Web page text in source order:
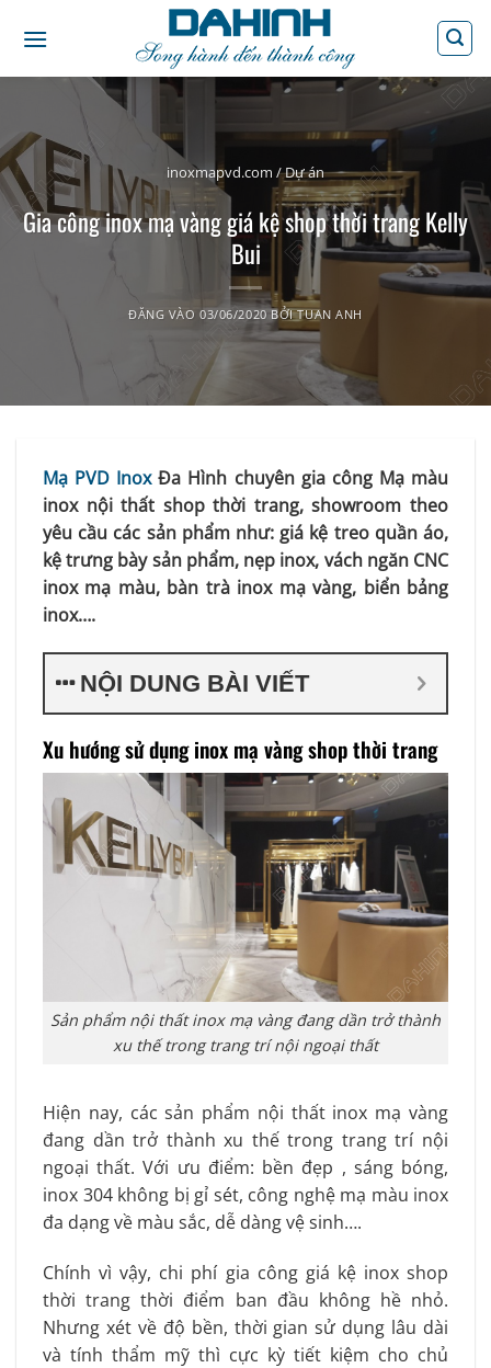
qua
inoxmapvd.com /Dự án
Gia công inox mạ vàng giá kệ shop thời trang Kelly
Bui
ĐĂNG VÀO03/06/2020 BỞITUAN ANH
Mạ PVD InoxĐa Hình chuyên gia công Mạ màu
inox nội thất shop thời trang, showroom theo
yêu cầu các sản phẩm như: giá kệ treo quần áo,
kệ trưng bày sản phẩm, nẹp inox, vách ngăn CNC
inox mạ màu, bàn trà inox mạ vàng, biển bảng
inox….
NỘI DUNG BÀI VIẾT
Xu hướng sử dụng inox mạ vàng shop thời trang
Sản phẩm nội thất inox mạ vàng đang dần trở thành
xu thế trong trang trí nội ngoại thất
Hiện nay, các sản phẩm nội thất inox mạ vàng
đang dần trở thành xu thế trong trang trí nội
ngoại thất. Với ưu điểm: bền đẹp , sáng bóng,
inox 304 không bị gỉ sét, công nghệ mạ màu inox
đa dạng về màu sắc, dễ dàng vệ sinh….
Chính vì vậy, chi phí gia công giá kệ inox shop
thời trang thời điểm ban đầu không hề nhỏ.
Nhưng xét về độ bền, thời gian sử dụng lâu dài
và tính thẩm mỹ thì cực kỳ tiết kiệm cho chủ